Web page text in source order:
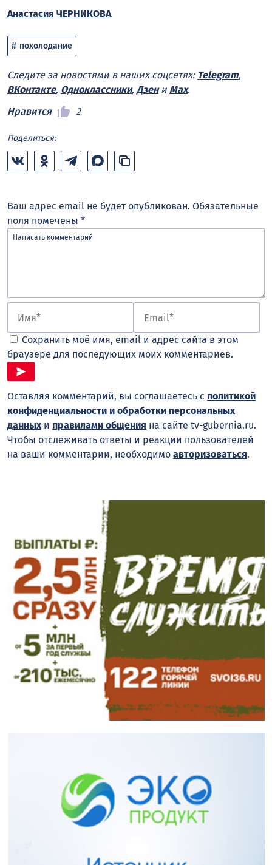
Анастасия ЧЕРНИКОВА
похолодание
Следите за новостями в наших соцсетях: Telegram,
ВКонтакте, Одноклассники, Дзени Max.
Нравится
2
Поделиться:
Ваш адрес email не будет опубликован. Обязательные
поля помечены *
Сохранить моё имя, email и адрес сайта в этом
браузере для последующих моих комментариев.
Оставляя комментарий, вы соглашаетесь с политикой
конфиденциальности и обработки персональных
данныхи правилами общения на сайте tv-gubernia.ru.
Чтобы отслеживать ответы и реакции пользователей
на ваши комментарии, необходимо авторизоваться.